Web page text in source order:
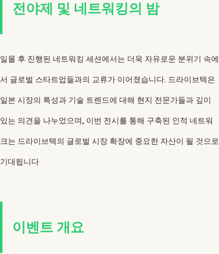
전야제 및 네트워킹의 밤
일몰 후 진행된 네트워킹 세션에서는 더욱 자유로운 분위기 속에
서 글로벌 스타트업들과의 교류가 이어졌습니다. 드라이브텍은
일본 시장의 특성과 기술 트렌드에 대해 현지 전문가들과 깊이
있는 의견을 나누었으며, 이번 전시를 통해 구축된 인적 네트워
크는 드라이브텍의 글로벌 시장 확장에 중요한 자산이 될 것으로
기대됩니다
이벤트 개요